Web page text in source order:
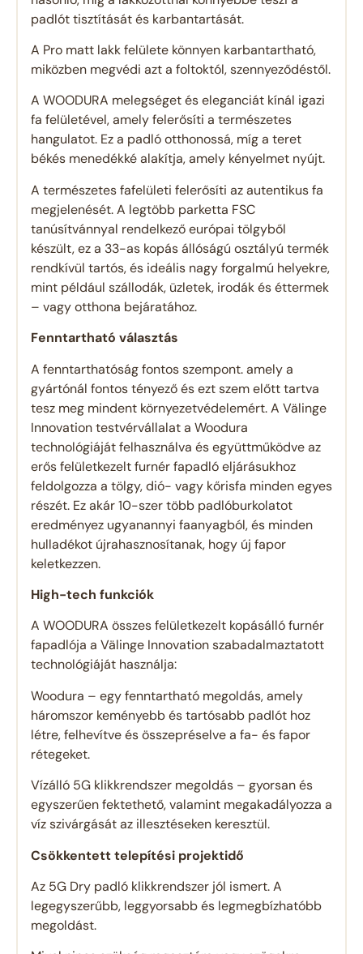
padlót tisztítását és karbantartását.
A Pro matt lakk felülete könnyen karbantartható,
miközben megvédi azt a foltoktól, szennyeződéstől.
A WOODURA melegséget és eleganciát kínál igazi
fa felületével, amely felerősíti a természetes
hangulatot. Ez a padló otthonossá, míg a teret
békés menedékké alakítja, amely kényelmet nyújt.
A természetes fafelületi felerősíti az autentikus fa
megjelenését. A legtöbb parketta FSC
tanúsítvánnyal rendelkező európai tölgyből
készült, ez a 33-as kopás állóságú osztályú termék
rendkívül tartós, és ideális nagy forgalmú helyekre,
mint például szállodák, üzletek, irodák és éttermek
– vagy otthona bejáratához.
Fenntartható választás
A fenntarthatóság fontos szempont. amely a
gyártónál fontos tényező és ezt szem előtt tartva
tesz meg mindent környezetvédelemért. A Välinge
Innovation testvérvállalat a Woodura
technológiáját felhasználva és együttműködve az
erős felületkezelt furnér fapadló eljárásukhoz
feldolgozza a tölgy, dió- vagy kőrisfa minden egyes
részét. Ez akár 10-szer több padlóburkolatot
eredményez ugyanannyi faanyagból, és minden
hulladékot újrahasznosítanak, hogy új fapor
keletkezzen.
High-tech funkciók
A WOODURA összes felületkezelt kopásálló furnér
fapadlója a Välinge Innovation szabadalmaztatott
technológiáját használja:
Woodura – egy fenntartható megoldás, amely
háromszor keményebb és tartósabb padlót hoz
létre, felhevítve és összepréselve a fa- és fapor
rétegeket.
Vízálló 5G klikkrendszer megoldás – gyorsan és
egyszerűen fektethető, valamint megakadályozza a
víz szivárgását az illesztéseken keresztül.
Csökkentett telepítési projektidő
Az 5G Dry padló klikkrendszer jól ismert. A
legegyszerűbb, leggyorsabb és legmegbízhatóbb
megoldást.